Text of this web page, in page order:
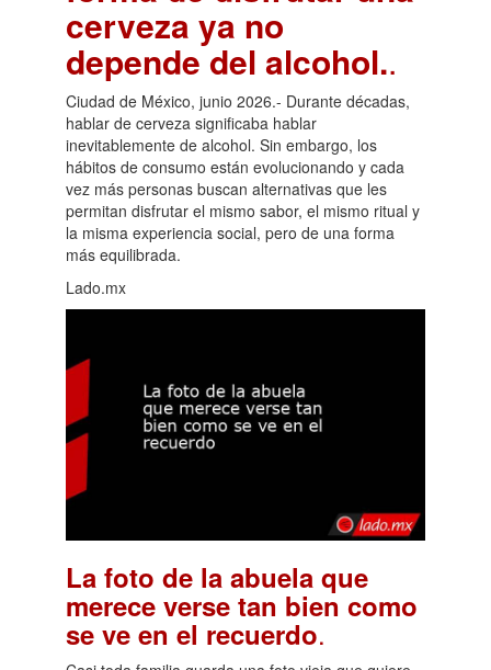
cerveza ya no
depende del alcohol..
Ciudad de México, junio 2026.- Durante décadas,
hablar de cerveza significaba hablar
inevitablemente de alcohol. Sin embargo, los
hábitos de consumo están evolucionando y cada
vez más personas buscan alternativas que les
permitan disfrutar el mismo sabor, el mismo ritual y
la misma experiencia social, pero de una forma
más equilibrada.
Lado.mx
La foto de la abuela que
merece verse tan bien como
se ve en el recuerdo.